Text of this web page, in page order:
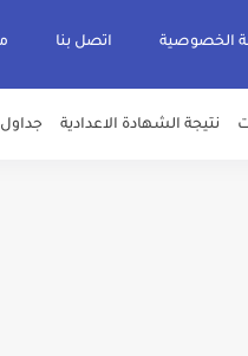
الخصوصية اتصل بنا
نتيجة الشهادة الاعدادية جداول